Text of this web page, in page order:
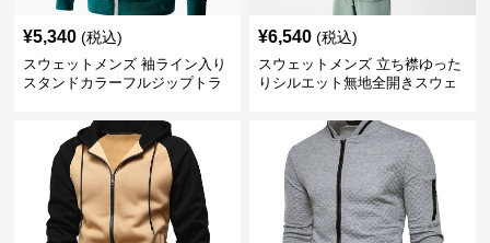
¥5,340 (税込)
スウェットメンズ 袖ライン入り
スタンドカラーフルジップトラ
¥6,540 (税込)
スウェットメンズ 立ち襟ゆった
りシルエット無地全開きスウェ